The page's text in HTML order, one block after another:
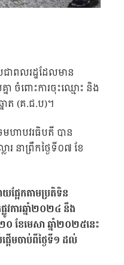
ាពលរដ្ឋដែលមាន
ា ចំពោះការចុះឈ្មោះ និង
ោត (គ.ជ.ប)។
ហាបវរធិបតី បាន
នាព្រឹកថ្ងៃទី០៧ ខែ
ផ្អែកតាមប្រតិទិន
វការឆ្នាំ២០២៤ នឹង
២០ ខែមេសា ឆ្នាំ២០២៥នេះ
ើមចាប់ពីថ្ងៃទី១ ដល់